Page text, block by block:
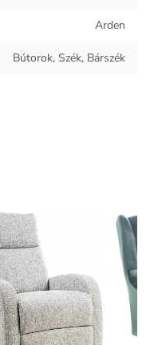
Arden
Bútorok, Szék, Bárszék